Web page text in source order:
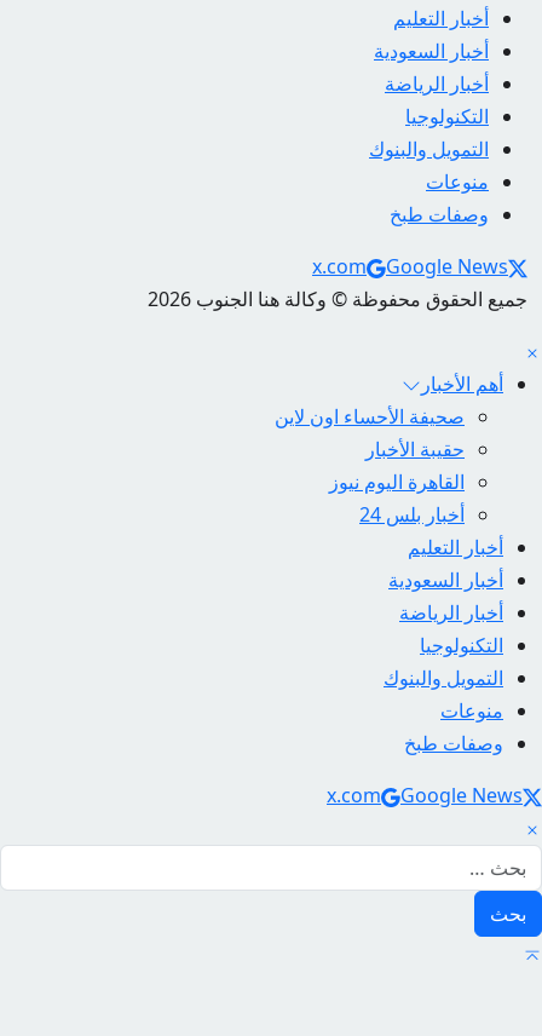
أخبار التعليم
أخبار السعودية
أخبار الرياضة
التكنولوجيا
التمويل والبنوك
منوعات
وصفات طبخ
Social Links
x.com
Google News
جميع الحقوق محفوظة © وكالة هنا الجنوب 2026
أهم الأخبار
صحيفة الأحساء اون لاين
حقيبة الأخبار
القاهرة اليوم نيوز
أخبار بلس 24
أخبار التعليم
أخبار السعودية
أخبار الرياضة
التكنولوجيا
التمويل والبنوك
منوعات
وصفات طبخ
Social Links
x.com Google News
البحث عن: